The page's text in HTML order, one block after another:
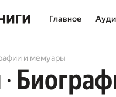
Главное
и мемуары
Comicbooks
•